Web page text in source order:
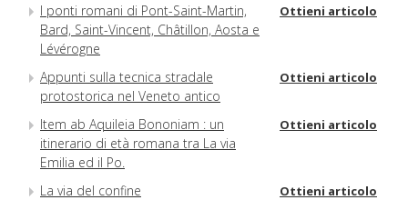
I ponti romani di Pont-Saint-Martin,
Bard, Saint-Vincent, Châtillon, Aosta e
Lévérogne
Ottieni articolo
Appunti sulla tecnica stradale
protostorica nel Veneto antico
Ottieni articolo
Item ab Aquileia Bononiam : un
itinerario di età romana tra La via
Emilia ed il Po.
Ottieni articolo
La via del confine Ottieni articolo